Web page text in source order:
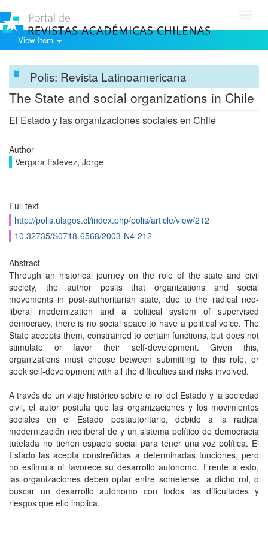
View Item
Polis: Revista Latinoamericana
The State and social organizations in Chile
El Estado y las organizaciones sociales en Chile
Author
Vergara Estévez, Jorge
Full text
http://polis.ulagos.cl/index.php/polis/article/view/212
10.32735/S0718-6568/2003-N4-212
Abstract
Through an historical journey on the role of the state and civil
society, the author posits that organizations and social
movements in post-authoritarian state, due to the radical neo-
liberal modernization and a political system of supervised
democracy, there is no social space to have a political voice. The
State accepts them, constrained to certain functions, but does not
stimulate or favor their self-development. Given this,
organizations must choose between submitting to this role, or
seek self-development with all the difficulties and risks involved.
A través de un viaje histórico sobre el rol del Estado y la sociedad
civil, el autor postula que las organizaciones y los movimientos
sociales en el Estado postautoritario, debido a la radical
modernización neoliberal de y un sistema político de democracia
tutelada no tienen espacio social para tener una voz política. El
Estado las acepta constreñidas a determinadas funciones, pero
no estimula ni favorece su desarrollo autónomo. Frente a esto,
las organizaciones deben optar entre someterse a dicho rol, o
buscar un desarrollo autónomo con todos las dificultades y
riesgos que ello implica.